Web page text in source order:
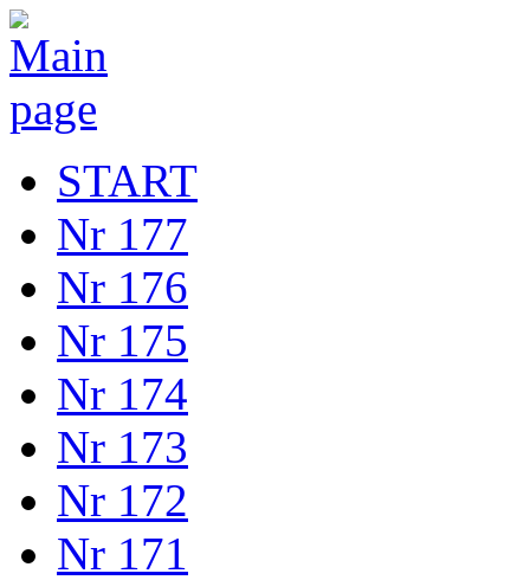
START
Nr 177
Nr 176
Nr 175
Nr 174
Nr 173
Nr 172
Nr 171